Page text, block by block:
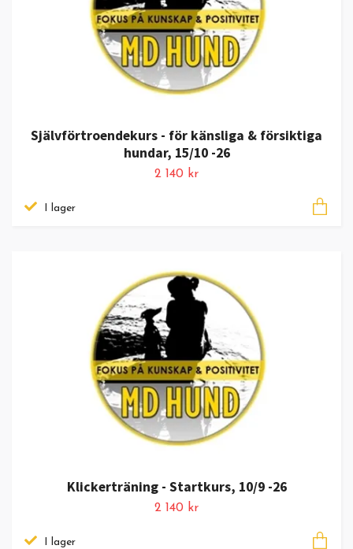
Självförtroendekurs - för känsliga & försiktiga
hundar, 15/10 -26
2 140 kr
I lager
Klickerträning - Startkurs, 10/9 -26
2 140 kr
I lager